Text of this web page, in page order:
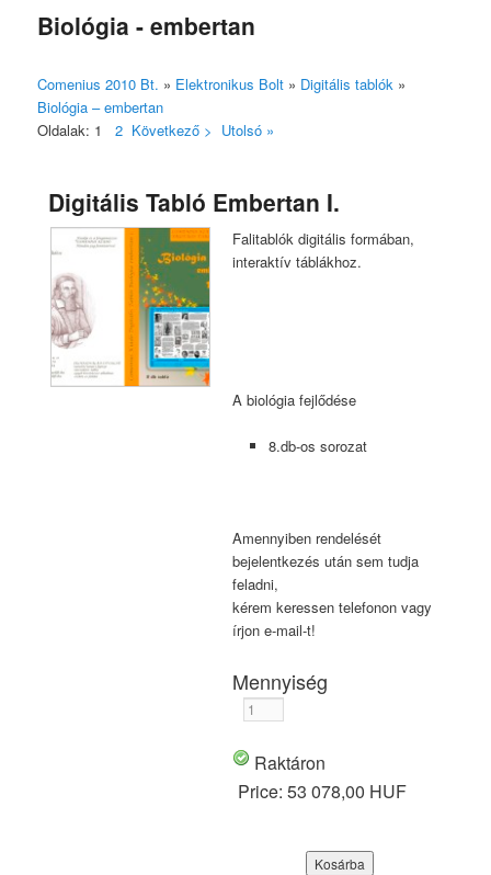
Biológia - embertan
Comenius 2010 Bt. » Elektronikus Bolt » Digitális tablók »
Biológia – embertan
Oldalak: 1 2 Következő > Utolsó »
Digitális Tabló Embertan I.
Falitablók digitális formában,
interaktív táblákhoz.
A biológia fejlődése
8.db-os sorozat
Amennyiben rendelését
bejelentkezés után sem tudja
feladni,
kérem keressen telefonon vagy
írjon e-mail-t!
Mennyiség
Raktáron
Price:53 078,00 HUF